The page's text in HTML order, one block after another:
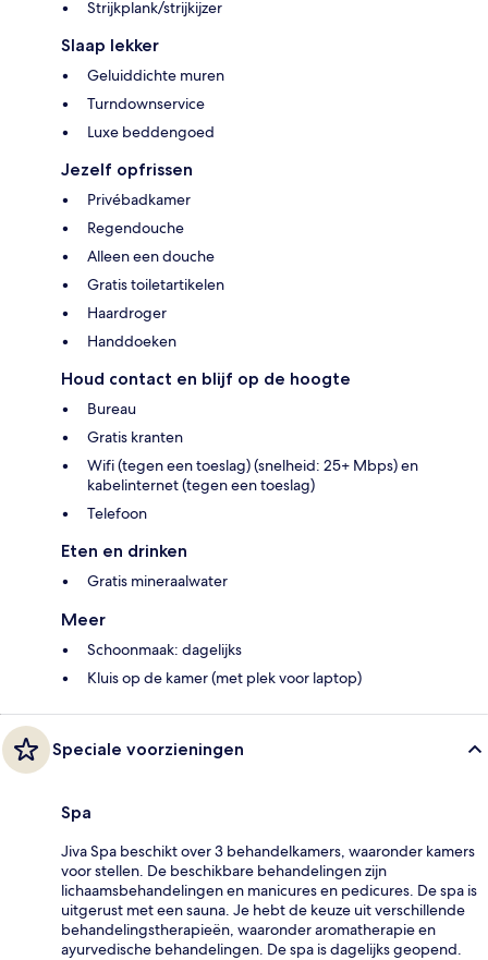
Strijkplank/strijkijzer
Slaap lekker
Geluiddichte muren
Turndownservice
Luxe beddengoed
Jezelf opfrissen
Privébadkamer
Regendouche
Alleen een douche
Gratis toiletartikelen
Haardroger
Handdoeken
Houd contact en blijf op de hoogte
Bureau
Gratis kranten
Wifi (tegen een toeslag) (snelheid: 25+ Mbps) en
kabelinternet (tegen een toeslag)
Telefoon
Eten en drinken
Gratis mineraalwater
Meer
Schoonmaak: dagelijks
Kluis op de kamer (met plek voor laptop)
Speciale voorzieningen
Spa
Jiva Spa beschikt over 3 behandelkamers, waaronder kamers
voor stellen. De beschikbare behandelingen zijn
lichaamsbehandelingen en manicures en pedicures. De spa is
uitgerust met een sauna. Je hebt de keuze uit verschillende
behandelingstherapieën, waaronder aromatherapie en
ayurvedische behandelingen. De spa is dagelijks geopend.